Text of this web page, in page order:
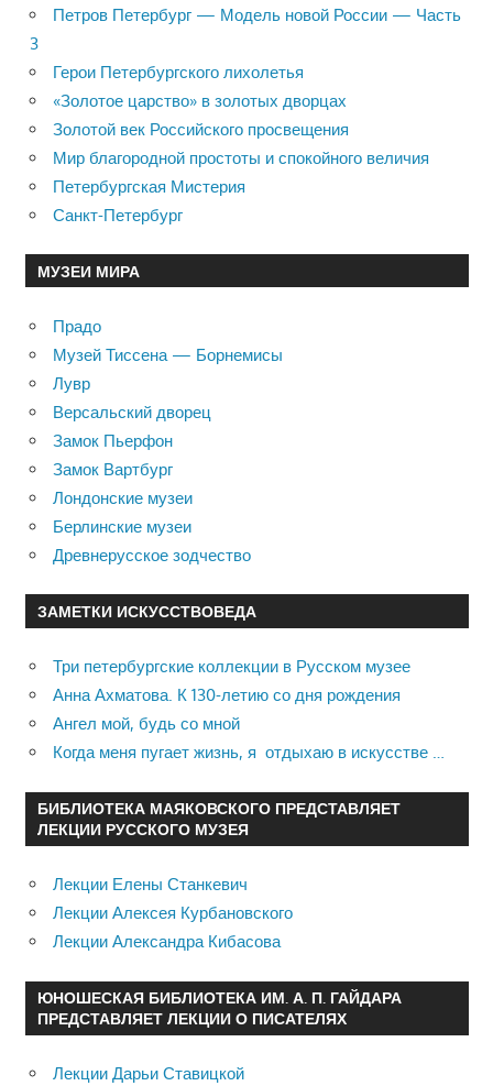
Петров Петербург — Модель новой России — Часть
3
Герои Петербургского лихолетья
«Золотое царство» в золотых дворцах
Золотой век Российского просвещения
Мир благородной простоты и спокойного величия
Петербургская Мистерия
Санкт-Петербург
МУЗЕИ МИРА
Прадо
Музей Тиссена — Борнемисы
Лувр
Версальский дворец
Замок Пьерфон
Замок Вартбург
Лондонские музеи
Берлинские музеи
Древнерусское зодчество
ЗАМЕТКИ ИСКУССТВОВЕДА
Три петербургские коллекции в Русском музее
Анна Ахматова. К 130-летию со дня рождения
Ангел мой, будь со мной
Когда меня пугает жизнь, я отдыхаю в искусстве …
БИБЛИОТЕКА МАЯКОВСКОГО ПРЕДСТАВЛЯЕТ
ЛЕКЦИИ РУССКОГО МУЗЕЯ
Лекции Елены Станкевич
Лекции Алексея Курбановского
Лекции Александра Кибасова
ЮНОШЕСКАЯ БИБЛИОТЕКА ИМ. А. П. ГАЙДАРА
ПРЕДСТАВЛЯЕТ ЛЕКЦИИ О ПИСАТЕЛЯХ
Лекции Дарьи Ставицкой